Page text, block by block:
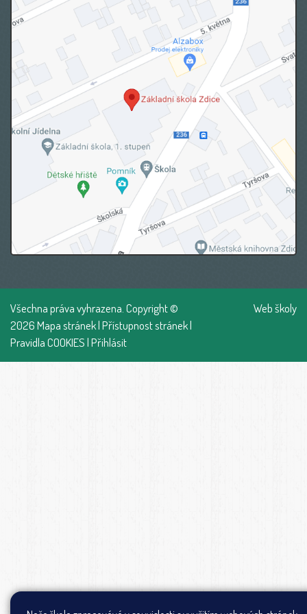
Všechna práva vyhrazena. Copyright ©
2026Mapa stránek|Přístupnost stránek|
Pravidla COOKIES|Přihlásit
Web školy